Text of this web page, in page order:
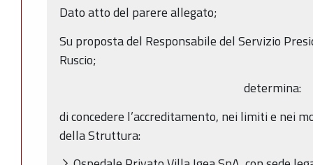
Dato atto del parere allegato;
Su proposta del Responsabile del Servizio
Ruscio;
determina:
di concedere l’accreditamento, nei limiti e nei
della Struttura: